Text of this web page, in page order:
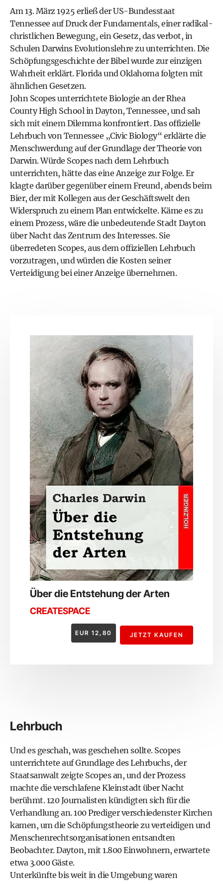
Am 13. März 1925 erließ der US-Bundesstaat
Tennessee auf Druck der Fundamentals, einer radikal-
christlichen Bewegung, ein Gesetz, das verbot, in
Schulen Darwins Evolutionslehre zu unterrichten. Die
Schöpfungsgeschichte der Bibel wurde zur einzigen
Wahrheit erklärt. Florida und Oklahoma folgten mit
ähnlichen Gesetzen.
John Scopes unterrichtete Biologie an der Rhea
County High School in Dayton, Tennessee, und sah
sich mit einem Dilemma konfrontiert. Das offizielle
Lehrbuch von Tennessee „Civic Biology“ erklärte die
Menschwerdung auf der Grundlage der Theorie von
Darwin. Würde Scopes nach dem Lehrbuch
unterrichten, hätte das eine Anzeige zur Folge. Er
klagte darüber gegenüber einem Freund, abends beim
Bier, der mit Kollegen aus der Geschäftswelt den
Widerspruch zu einem Plan entwickelte. Käme es zu
einem Prozess, wäre die unbedeutende Stadt Dayton
über Nacht das Zentrum des Interesses. Sie
überredeten Scopes, aus dem offiziellen Lehrbuch
vorzutragen, und würden die Kosten seiner
Verteidigung bei einer Anzeige übernehmen.
Über die Entstehung der Arten
CREATESPACE
EUR 12,80 JETZT KAUFEN
Lehrbuch
Und es geschah, was geschehen sollte. Scopes
unterrichtete auf Grundlage des Lehrbuchs, der
Staatsanwalt zeigte Scopes an, und der Prozess
machte die verschlafene Kleinstadt über Nacht
berühmt. 120 Journalisten kündigten sich für die
Verhandlung an. 100 Prediger verschiedenster Kirchen
kamen, um die Schöpfungstheorie zu verteidigen und
Menschenrechtsorganisationen entsandten
Beobachter. Dayton, mit 1.800 Einwohnern, erwartete
etwa 3.000 Gäste.
Unterkünfte bis weit in die Umgebung waren